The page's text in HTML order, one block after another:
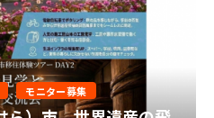
モニター募集